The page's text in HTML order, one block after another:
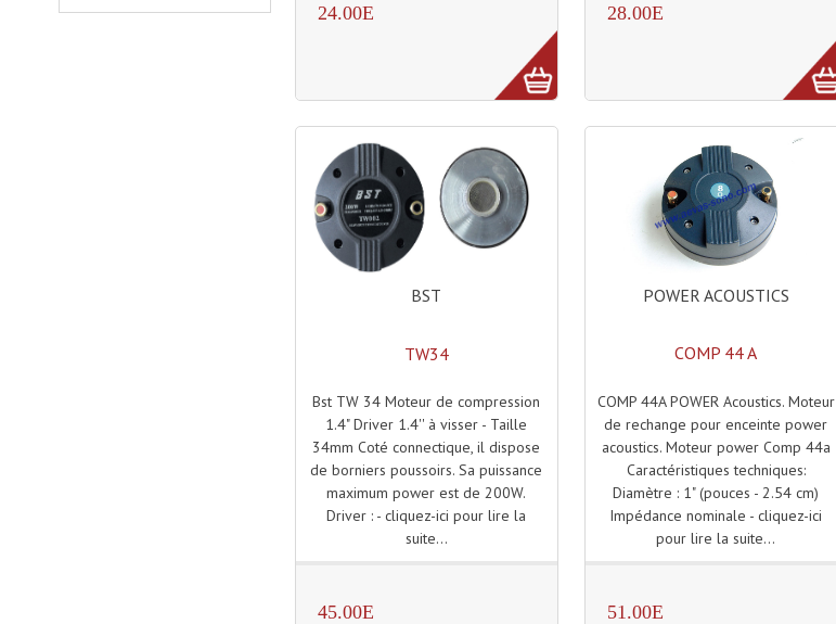
24.00E 28.00E
BST
TW34
Bst TW 34 Moteur de compression
1.4" Driver 1.4'' à visser - Taille
34mm Coté connectique, il dispose
de borniers poussoirs. Sa puissance
maximum power est de 200W.
Driver : - cliquez-ici pour lire la
suite...
45.00E
POWER ACOUSTICS
COMP 44 A
COMP 44A POWER Acoustics. Moteur
de rechange pour enceinte power
acoustics. Moteur power Comp 44a
Caractéristiques techniques:
Diamètre : 1" (pouces - 2.54 cm)
Impédance nominale - cliquez-ici
pour lire la suite...
51.00E